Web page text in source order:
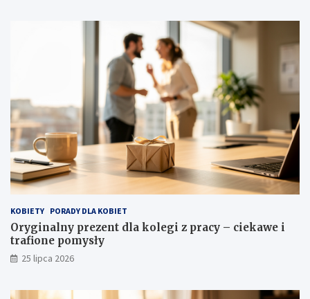
KOBIETY PORADY DLA KOBIET
Oryginalny prezent dla kolegi z pracy – ciekawe i
trafione pomysły
25 lipca 2026